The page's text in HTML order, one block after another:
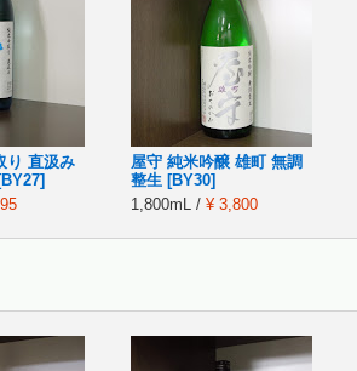
り 直汲み
屋守 純米吟醸 雄町 無調
整生 [BY30]
1,800mL / ¥ 3,800